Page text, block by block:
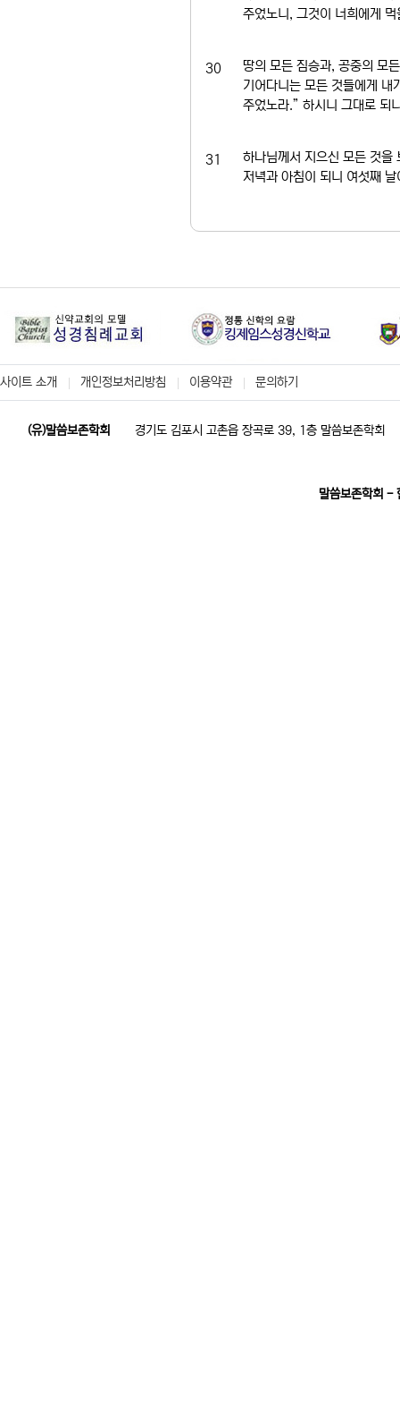
주었노니, 그것이 너희에게
30
땅의 모든 짐승과, 공중의 모
기어다니는 모든 것들에게 내
주었노라.” 하시니 그대로 되
31
하나님께서 지으신 모든 것을
저녁과 아침이 되니 여섯째 날
사이트 소개 개인정보처리방침 이용약관 문의하기
(유)말씀보존학회 경기도 김포시 고촌읍 장곡로 39, 1층 말씀보존학회
말씀보존학회 -